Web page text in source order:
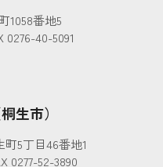
1058番地5
40-5091
生市）
町5丁目46番地1
0277-52-3890